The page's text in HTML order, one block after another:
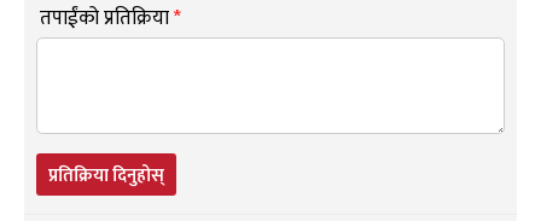
तपाईंको प्रतिक्रिया*
प्रतिक्रिया दिनुहोस्